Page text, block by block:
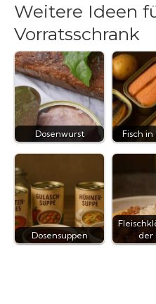
Weitere Ideen
Vorratsschrank
Dosenwurst Fisch in
Dosensuppen
der